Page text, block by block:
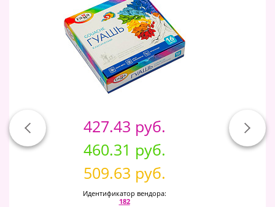
427.43 руб.
460.31 руб.
509.63 руб.
Идентификатор вендора:
182